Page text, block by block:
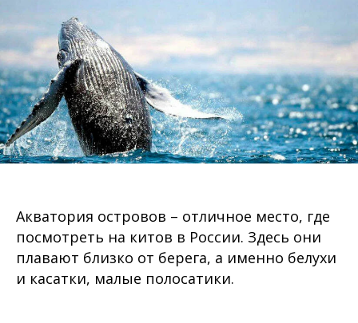
Акватория островов – отличное место, где
посмотреть на китов в России. Здесь они
плавают близко от берега, а именно белухи
и касатки, малые полосатики.